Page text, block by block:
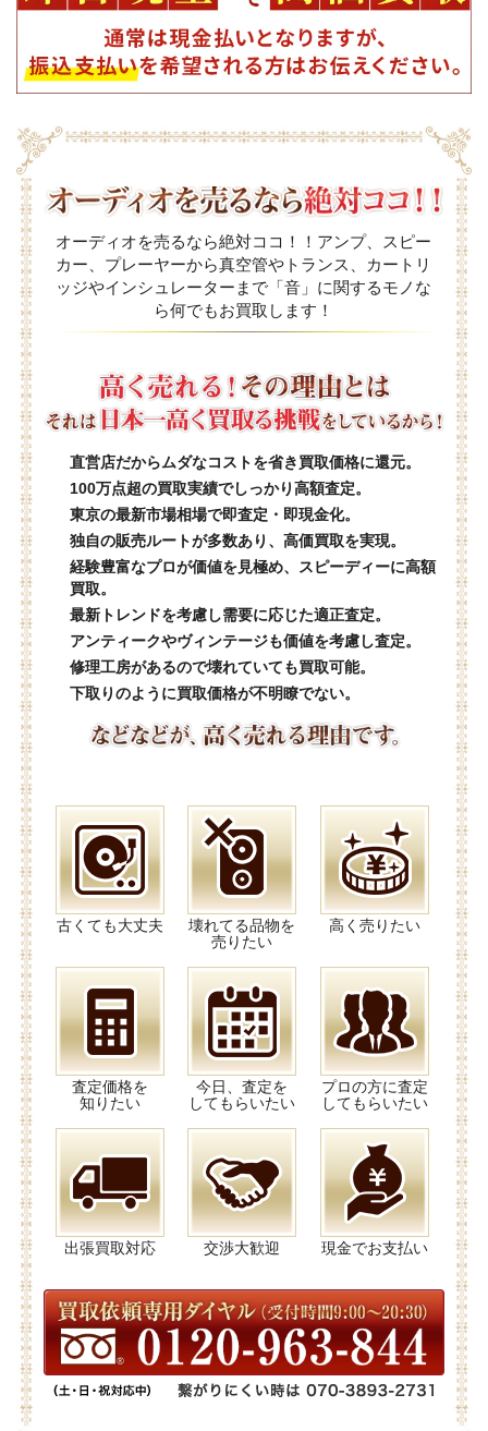
オーディオを売るなら絶対ココ！！アンプ、スピー
カー、プレーヤーから真空管やトランス、カートリ
ッジやインシュレーターまで「音」に関するモノな
ら何でもお買取します！
直営店だからムダなコストを省き買取価格に還元。
100万点超の買取実績でしっかり高額査定。
東京の最新市場相場で即査定・即現金化。
独自の販売ルートが多数あり、高価買取を実現。
経験豊富なプロが価値を見極め、スピーディーに高額
買取。
最新トレンドを考慮し需要に応じた適正査定。
アンティークやヴィンテージも価値を考慮し査定。
修理工房があるので壊れていても買取可能。
下取りのように買取価格が不明瞭でない。
古くても大丈夫
壊れてる品物を
売りたい
高く売りたい
査定価格を
知りたい
今日、査定を
してもらいたい
プロの方に査定
してもらいたい
出張買取対応 交渉大歓迎 現金でお支払い